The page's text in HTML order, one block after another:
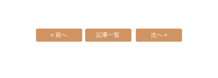
« 前へ 記事一覧 次へ »